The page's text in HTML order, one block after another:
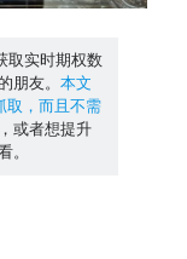
取实时期权数
朋友。 本文
取，而且不需
或者想提升
。